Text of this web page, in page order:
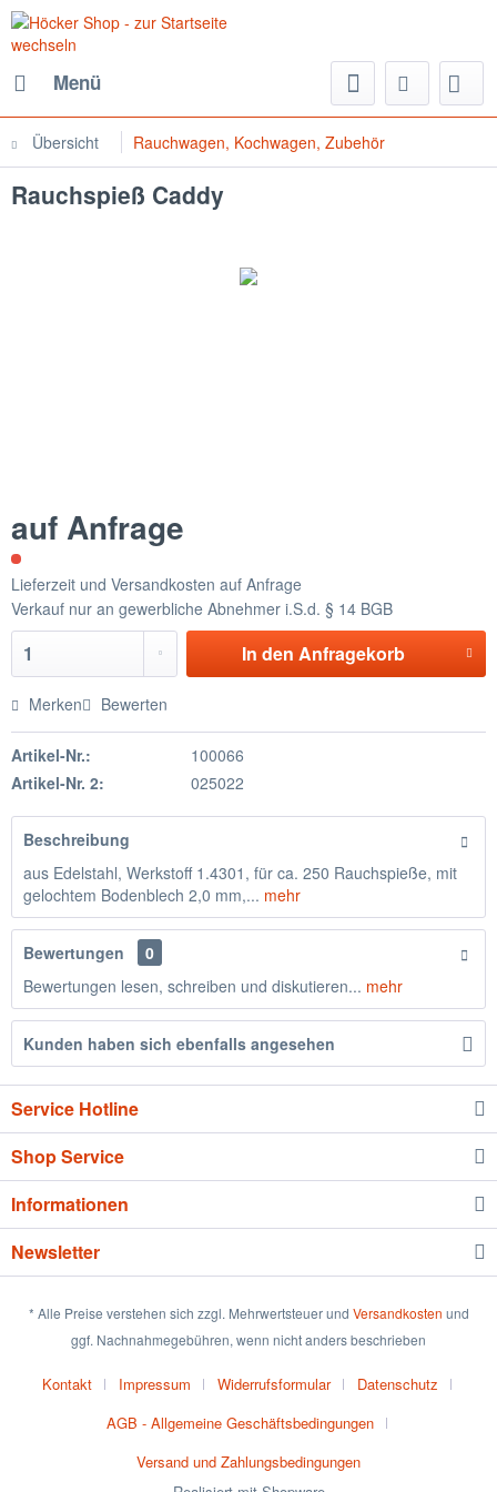
Menü
Übersicht Rauchwagen, Kochwagen, Zubehör
Rauchspieß Caddy
auf Anfrage
Lieferzeit und Versandkosten auf Anfrage
Verkauf nur an gewerbliche Abnehmer i.S.d. § 14 BGB
In den Anfragekorb
Merken Bewerten
Artikel-Nr.:
100066
Artikel-Nr. 2:
025022
Beschreibung
aus Edelstahl, Werkstoff 1.4301, für ca. 250 Rauchspieße, mit
gelochtem Bodenblech 2,0 mm,... mehr
Bewertungen
0
Bewertungen lesen, schreiben und diskutieren... mehr
Kunden haben sich ebenfalls angesehen
Service Hotline
Shop Service
Informationen
Newsletter
* Alle Preise verstehen sich zzgl. Mehrwertsteuer und Versandkosten und
ggf. Nachnahmegebühren, wenn nicht anders beschrieben
Kontakt Impressum Widerrufsformular
Datenschutz
AGB - Allgemeine Geschäftsbedingungen
Versand und Zahlungsbedingungen